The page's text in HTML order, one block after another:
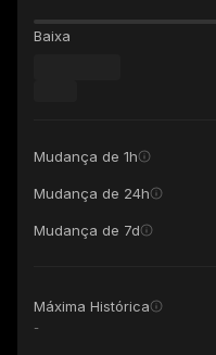
Baixa
Mudança de 1h
Mudança de 24h
Mudança de 7d
Máxima Histórica
-